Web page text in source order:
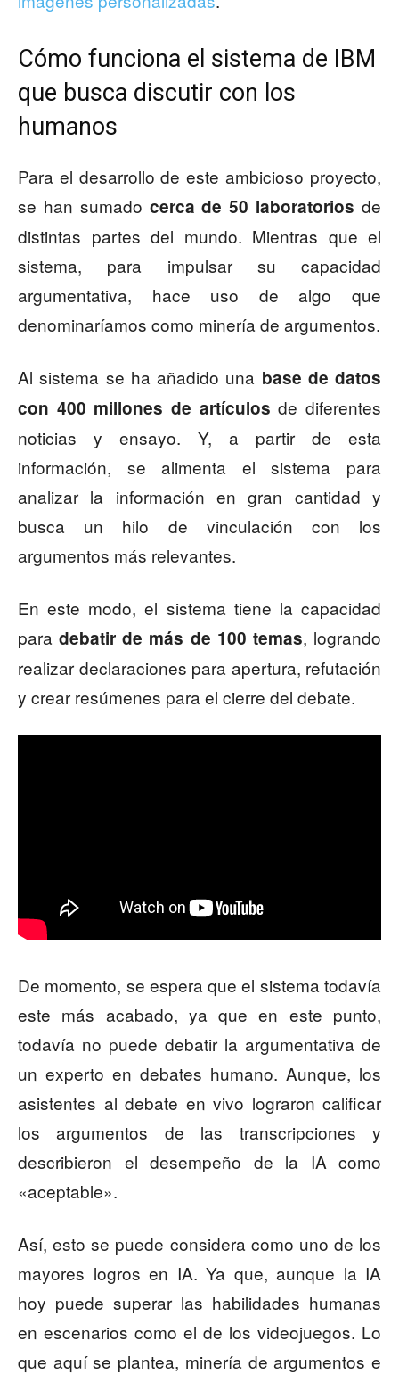
Cómo funciona el sistema de IBM
que busca discutir con los
humanos
Para el desarrollo de este ambicioso proyecto,
se han sumado cerca de 50 laboratorios de
distintas partes del mundo. Mientras que el
sistema, para impulsar su capacidad
argumentativa, hace uso de algo que
denominaríamos como minería de argumentos.
Al sistema se ha añadido una base de datos
con 400 millones de artículos de diferentes
noticias y ensayo. Y, a partir de esta
información, se alimenta el sistema para
analizar la información en gran cantidad y
busca un hilo de vinculación con los
argumentos más relevantes.
En este modo, el sistema tiene la capacidad
paradebatir de más de 100 temas, logrando
realizar declaraciones para apertura, refutación
y crear resúmenes para el cierre del debate.
De momento, se espera que el sistema todavía
este más acabado, ya que en este punto,
todavía no puede debatir la argumentativa de
un experto en debates humano. Aunque, los
asistentes al debate en vivo lograron calificar
los argumentos de las transcripciones y
describieron el desempeño de la IA como
«aceptable».
Así, esto se puede considera como uno de los
mayores logros en IA. Ya que, aunque la IA
hoy puede superar las habilidades humanas
en escenarios como el de los videojuegos. Lo
que aquí se plantea, minería de argumentos e